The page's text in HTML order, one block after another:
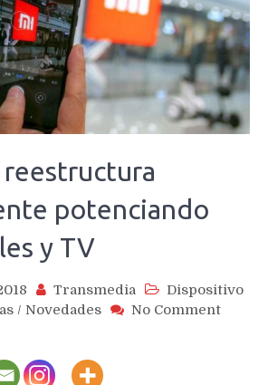
reestructura
potenciando
y TV
Transmedia
Dispositivo
/ Novedades No Commenton